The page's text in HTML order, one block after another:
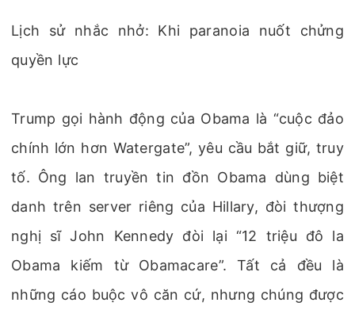
Lịch sử nhắc nhở: Khi paranoia nuốt chửng
quyền lực
Trump gọi hành động của Obama là “cuộc đảo
chính lớn hơn Watergate”, yêu cầu bắt giữ, truy
tố. Ông lan truyền tin đồn Obama dùng biệt
danh trên server riêng của Hillary, đòi thượng
nghị sĩ John Kennedy đòi lại “12 triệu đô la
Obama kiếm từ Obamacare”. Tất cả đều là
những cáo buộc vô căn cứ, nhưng chúng được